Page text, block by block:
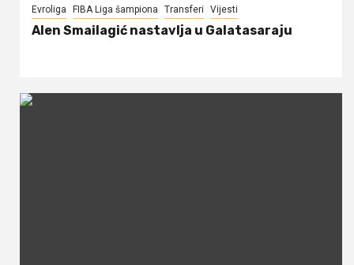
Evroliga FIBA Liga šampiona Transferi Vijesti
Alen Smailagić nastavlja u Galatasaraju